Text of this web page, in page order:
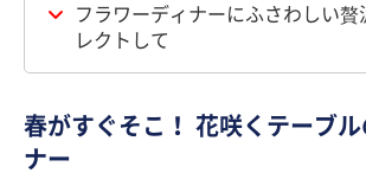
フラワーディナーにふさわしい贅
レクトして
春がすぐそこ！ 花咲くテーブル
ナー